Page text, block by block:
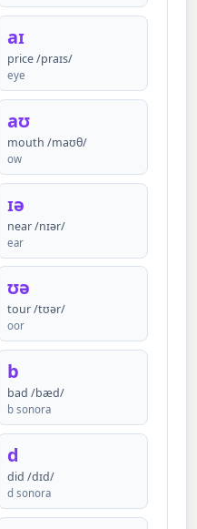
aɪ
price /praɪs/
eye
aʊ
mouth /maʊθ/
ow
ɪə
near /nɪər/
ear
ʊə
tour /tʊər/
oor
b
bad /bæd/
b sonora
d
did /dɪd/
d sonora